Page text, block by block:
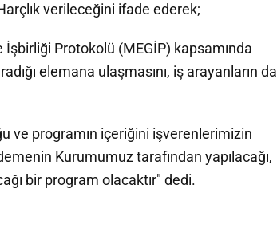
verileceğini ifade ederek;
Protokolü (MEGİP) kapsamında
elemana ulaşmasını, iş arayanların da
ve programın içeriğini işverenlerimizin
Kurumumuz tarafından yapılacağı,
bir program olacaktır" dedi.